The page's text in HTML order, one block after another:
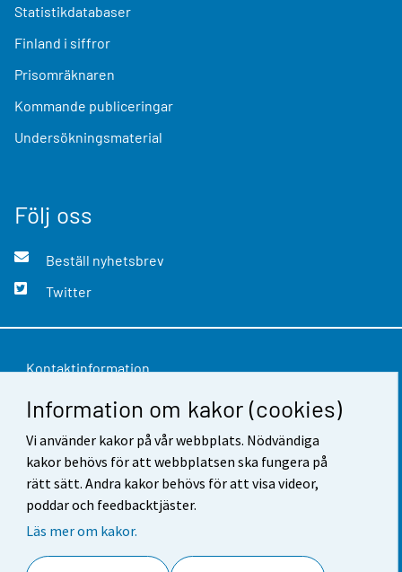
Information om kakor (cookies)
Vi använder kakor på vår webbplats. Nödvändiga
kakor behövs för att webbplatsen ska fungera på
rätt sätt. Andra kakor behövs för att visa videor,
poddar och feedbacktjäster.
Läs mer om kakor.
Statistikdatabaser
Finland i siffror
Prisomräknaren
Kommande publiceringar
Undersökningsmaterial
Följ oss
Beställ nyhetsbrev
Twitter
Kontaktinformation
Respons
Användarvillkor
Dataskydd
Tillgänglighet